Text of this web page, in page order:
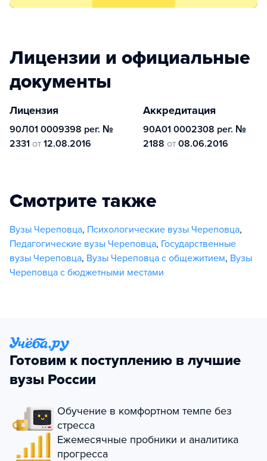
Лицензии и официальные
документы
Лицензия
90Л01 0009398 рег. №
2331 от 12.08.2016
Аккредитация
90А01 0002308 рег. №
2188 от 08.06.2016
Смотрите также
Вузы Череповца, Психологические вузы Череповца,
Педагогические вузы Череповца, Государственные
вузы Череповца, Вузы Череповца с общежитием, Вузы
Череповца с бюджетными местами
Готовим к поступлению в лучшие
вузы России
Обучение в комфортном темпе без
стресса
Ежемесячные пробники и аналитика
прогресса